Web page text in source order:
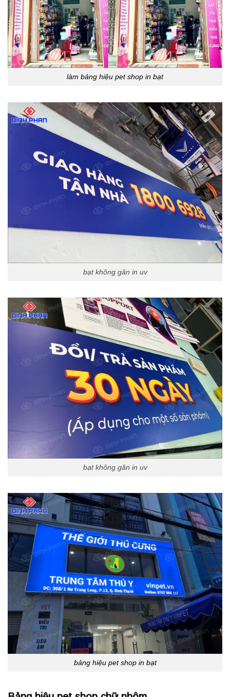
làm bảng hiệu pet shop in bạt
bạt không gân in uv
bạt không gân in uv
bảng hiệu pet shop in bạt